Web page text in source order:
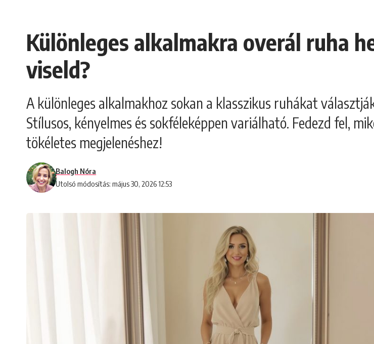
Különleges alkalmakra overál ruha
viseld?
A különleges alkalmakhoz sokan a klasszikus ruhákat
Stílusos, kényelmes és sokféleképpen variálható. Fedezd fel,
tökéletes megjelenéshez!
Utolsó módosítás: május 30, 2026 12:53
Balogh Nóra